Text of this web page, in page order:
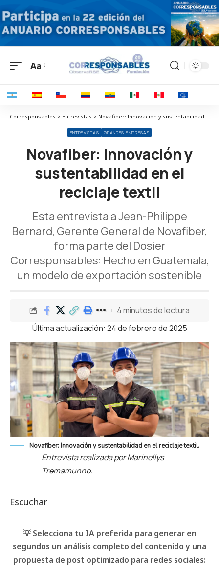
Aa
Corresponsables > Entrevistas > Novafiber: Innovación y sustentabilidad en el reciclaje textil
ENTREVISTAS GRANDES EMPRESAS
Novafiber: Innovación y
sustentabilidad en el
reciclaje textil
Esta entrevista a Jean-Philippe
Bernard, Gerente General de Novafiber,
forma parte del Dosier
Corresponsables: Hecho en Guatemala,
un modelo de exportación sostenible
Última actualización: 24 de febrero de 2025
4 minutos de lectura
Novafiber: Innovación y sustentabilidad en el reciclaje textil.
Entrevista realizada por Marinellys
Tremamunno.
Escuchar
💡 Selecciona tu IA preferida para generar en
segundos un análisis completo del contenido y una
propuesta de post optimizado para redes sociales: